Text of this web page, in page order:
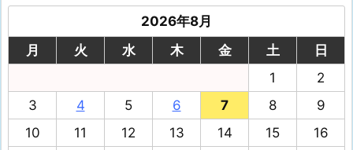
2026年8月
月
火 水 木 金 土
日
1
2
3
4 5 6 7 8
9
10
11 12 13 14 15
16